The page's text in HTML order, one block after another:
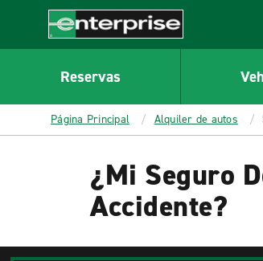
Enterprise
Reservas
Página Principal Alquiler de autos
¿Mi Seguro
Accidente?